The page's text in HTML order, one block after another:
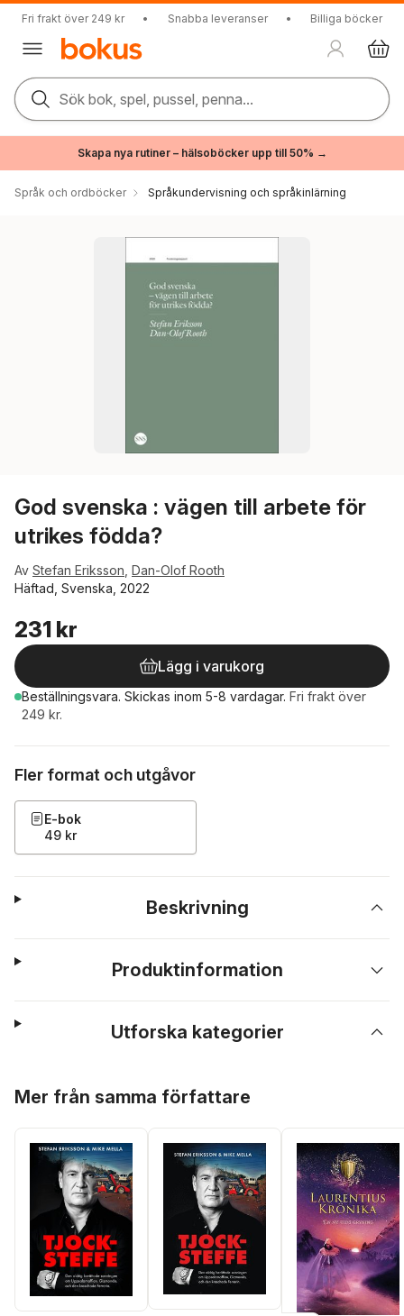
Fri frakt över 249 kr • Snabba leveranser • Billiga böcker
Sök bok, spel, pussel, penna...
Skapa nya rutiner – hälsoböcker upp till 50% →
Språk och ordböcker Språkundervisning och språkinlärning
God svenska : vägen till arbete för
utrikes födda?
Av Stefan Eriksson Dan-Olof Rooth
Häftad, Svenska, 2022
231 kr
Lägg i varukorg
Beställningsvara. Skickas inom 5-8 vardagar. Fri frakt över
249 kr.
Fler format och utgåvor
E-bok
49 kr
Beskrivning
Produktinformation
Utforska kategorier
Mer från samma författare